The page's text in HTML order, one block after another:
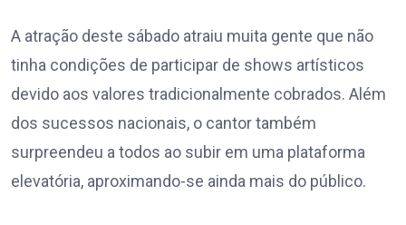
A atração deste sábado atraiu muita gente que não
tinha condições de participar de shows artísticos
devido aos valores tradicionalmente cobrados. Além
dos sucessos nacionais, o cantor também
surpreendeu a todos ao subir em uma plataforma
elevatória, aproximando-se ainda mais do público.